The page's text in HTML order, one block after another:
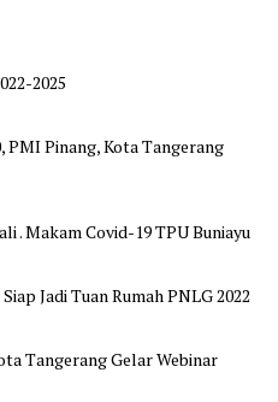
2025
Pinang, Kota Tangerang
. Makam Covid-19 TPU Buniayu
Jadi Tuan Rumah PNLG 2022
Tangerang Gelar Webinar